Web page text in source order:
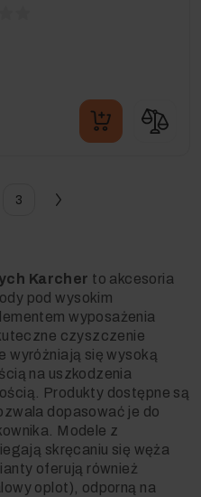
3
Karcher to akcesoria
pod wysokim
wyposażenia
czyszczenie
wyróżniają się wysoką
na uszkodzenia
Produkty dostępne są
dopasować je do
Modele z
skręcaniu się węża
oferują również
oplot), odporną na